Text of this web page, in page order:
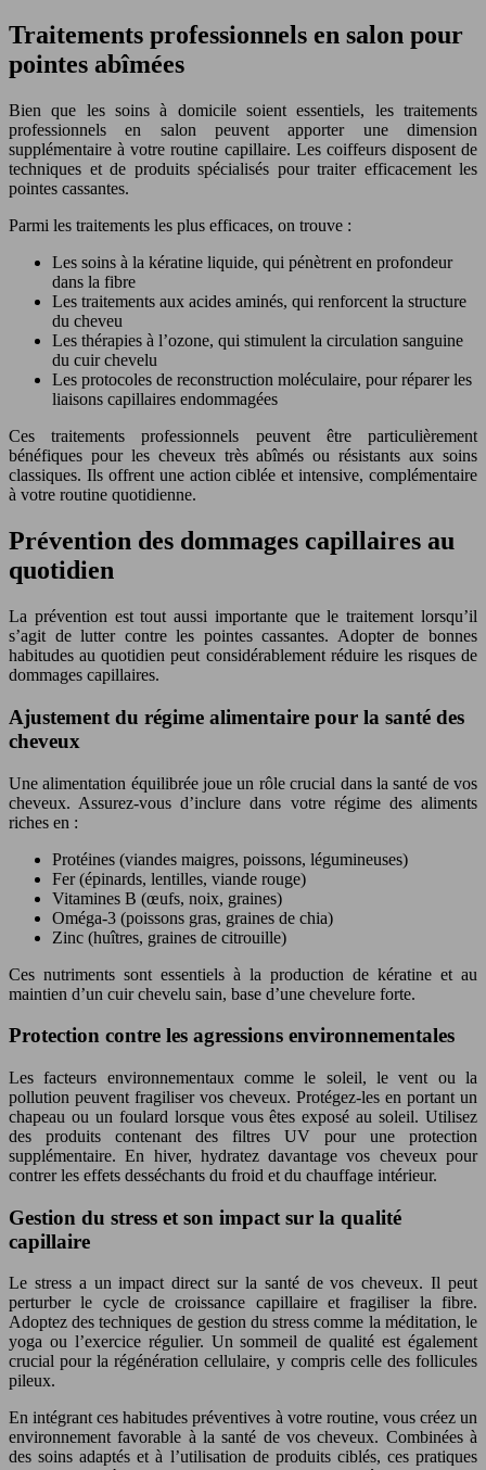
Traitements professionnels en salon pour
pointes abîmées
Bien que les soins à domicile soient essentiels, les traitements
professionnels en salon peuvent apporter une dimension
supplémentaire à votre routine capillaire. Les coiffeurs disposent de
techniques et de produits spécialisés pour traiter efficacement les
pointes cassantes.
Parmi les traitements les plus efficaces, on trouve :
Les soins à la kératine liquide, qui pénètrent en profondeur
dans la fibre
Les traitements aux acides aminés, qui renforcent la structure
du cheveu
Les thérapies à l’ozone, qui stimulent la circulation sanguine
du cuir chevelu
Les protocoles de reconstruction moléculaire, pour réparer les
liaisons capillaires endommagées
Ces traitements professionnels peuvent être particulièrement
bénéfiques pour les cheveux très abîmés ou résistants aux soins
classiques. Ils offrent une action ciblée et intensive, complémentaire
à votre routine quotidienne.
Prévention des dommages capillaires au
quotidien
La prévention est tout aussi importante que le traitement lorsqu’il
s’agit de lutter contre les pointes cassantes. Adopter de bonnes
habitudes au quotidien peut considérablement réduire les risques de
dommages capillaires.
Ajustement du régime alimentaire pour la santé des
cheveux
Une alimentation équilibrée joue un rôle crucial dans la santé de vos
cheveux. Assurez-vous d’inclure dans votre régime des aliments
riches en :
Protéines (viandes maigres, poissons, légumineuses)
Fer (épinards, lentilles, viande rouge)
Vitamines B (œufs, noix, graines)
Oméga-3 (poissons gras, graines de chia)
Zinc (huîtres, graines de citrouille)
Ces nutriments sont essentiels à la production de kératine et au
maintien d’un cuir chevelu sain, base d’une chevelure forte.
Protection contre les agressions environnementales
Les facteurs environnementaux comme le soleil, le vent ou la
pollution peuvent fragiliser vos cheveux. Protégez-les en portant un
chapeau ou un foulard lorsque vous êtes exposé au soleil. Utilisez
des produits contenant des filtres UV pour une protection
supplémentaire. En hiver, hydratez davantage vos cheveux pour
contrer les effets desséchants du froid et du chauffage intérieur.
Gestion du stress et son impact sur la qualité
capillaire
Le stress a un impact direct sur la santé de vos cheveux. Il peut
perturber le cycle de croissance capillaire et fragiliser la fibre.
Adoptez des techniques de gestion du stress comme la méditation, le
yoga ou l’exercice régulier. Un sommeil de qualité est également
crucial pour la régénération cellulaire, y compris celle des follicules
pileux.
En intégrant ces habitudes préventives à votre routine, vous créez un
environnement favorable à la santé de vos cheveux. Combinées à
des soins adaptés et à l’utilisation de produits ciblés, ces pratiques